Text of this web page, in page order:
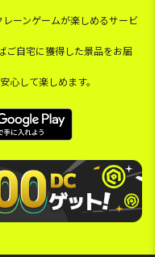
ーンゲームが楽しめるサービ
ご自宅に獲得した景品をお届
心して楽しめます。